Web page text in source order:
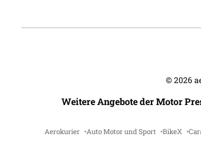
©2026
Weitere Angebote der Motor
Aerokurier Auto Motor und Sport BikeX